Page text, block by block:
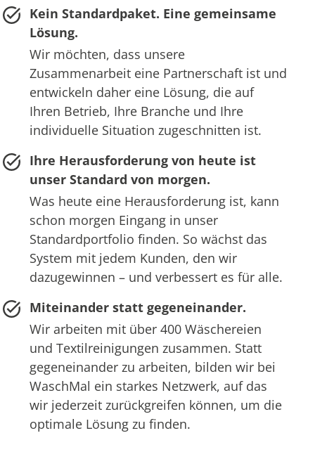
Kein Standardpaket. Eine gemeinsame
Lösung.
Wir möchten, dass unsere
Zusammenarbeit eine Partnerschaft ist und
entwickeln daher eine Lösung, die auf
Ihren Betrieb, Ihre Branche und Ihre
individuelle Situation zugeschnitten ist.
Ihre Herausforderung von heute ist
unser Standard von morgen.
Was heute eine Herausforderung ist, kann
schon morgen Eingang in unser
Standardportfolio finden. So wächst das
System mit jedem Kunden, den wir
dazugewinnen – und verbessert es für alle.
Miteinander statt gegeneinander.
Wir arbeiten mit über 400 Wäschereien
und Textilreinigungen zusammen. Statt
gegeneinander zu arbeiten, bilden wir bei
WaschMal ein starkes Netzwerk, auf das
wir jederzeit zurückgreifen können, um die
optimale Lösung zu finden.